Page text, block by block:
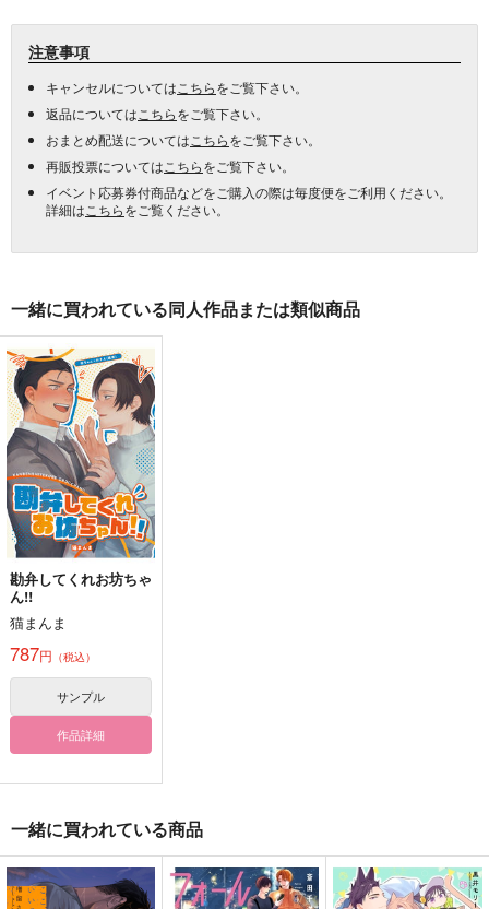
注意事項
キャンセルについては こちらをご覧下さい。
返品については こちらをご覧下さい。
おまとめ配送については こちらをご覧下さい。
再販投票については こちらをご覧下さい。
イベント応募券付商品などをご購入の際は毎度便をご利用ください。
詳細は こちらをご覧ください。
一緒に買われている同人作品または類似商品
勘弁してくれお坊ちゃ
ん!!
猫まんま
787円 （税込）
サンプル
作品詳細
一緒に買われている商品